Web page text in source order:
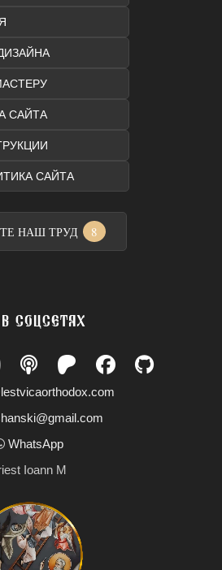
САЙТА
САЙТА
НАШ ТРУД 8
СОЦСЕТЯХ
WhatsApp
Ioann M